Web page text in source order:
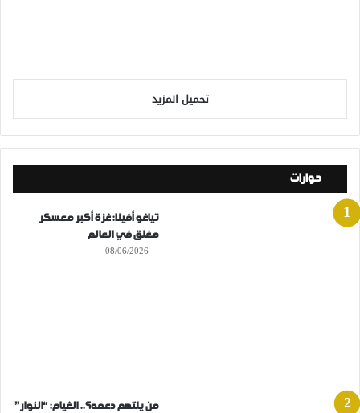
تحميل المزيد
حوارات
تياغو أفيلا: غزة أكبر معسكر
مغلق في العالم
08/06/2026
من يلتهم دعمه؟.. الغيام: “النوار”